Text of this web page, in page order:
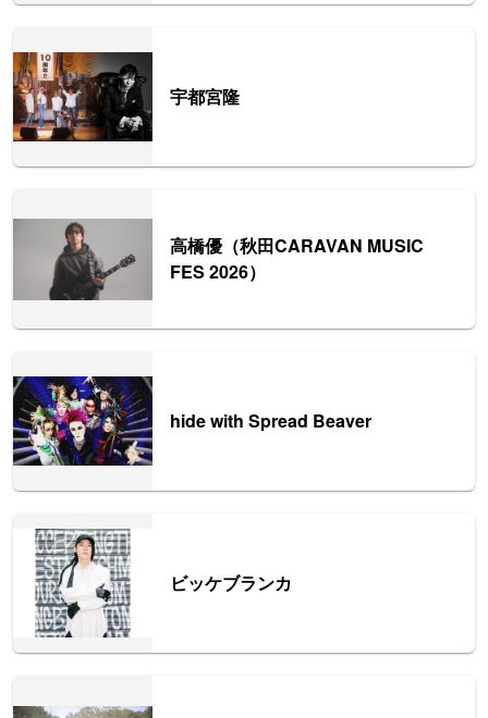
宇都宮隆
高橋優（秋田CARAVAN MUSIC
FES 2026）
hide with Spread Beaver
ビッケブランカ